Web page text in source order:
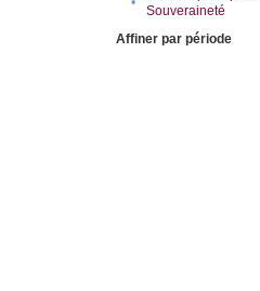
Souveraineté
Affiner par période